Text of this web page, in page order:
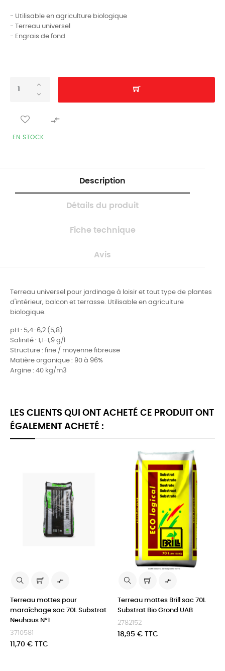
- Utilisable en agriculture biologique
- Terreau universel
- Engrais de fond

EN STOCK
Description
Détails du produit
Fiche technique
Avis
Terreau universel pour jardinage à loisir et tout type de plantes
d'intérieur, balcon et terrasse. Utilisable en agriculture
biologique.
pH : 5,4-6,2 (5,8)
Salinité : 1,1-1,9 g/l
Structure : fine / moyenne fibreuse
Matière organique : 90 à 96%
Argine : 40 kg/m3
LES CLIENTS QUI ONT ACHETÉ CE PRODUIT ONT
ÉGALEMENT ACHETÉ :

Terreau mottes pour
maraîchage sac 70L Substrat
Neuhaus N°1
3710581
Prix
11,70 € TTC

Terreau mottes Brill sac 70L
Substrat Bio Grond UAB
2782152
Prix
18,95 € TTC